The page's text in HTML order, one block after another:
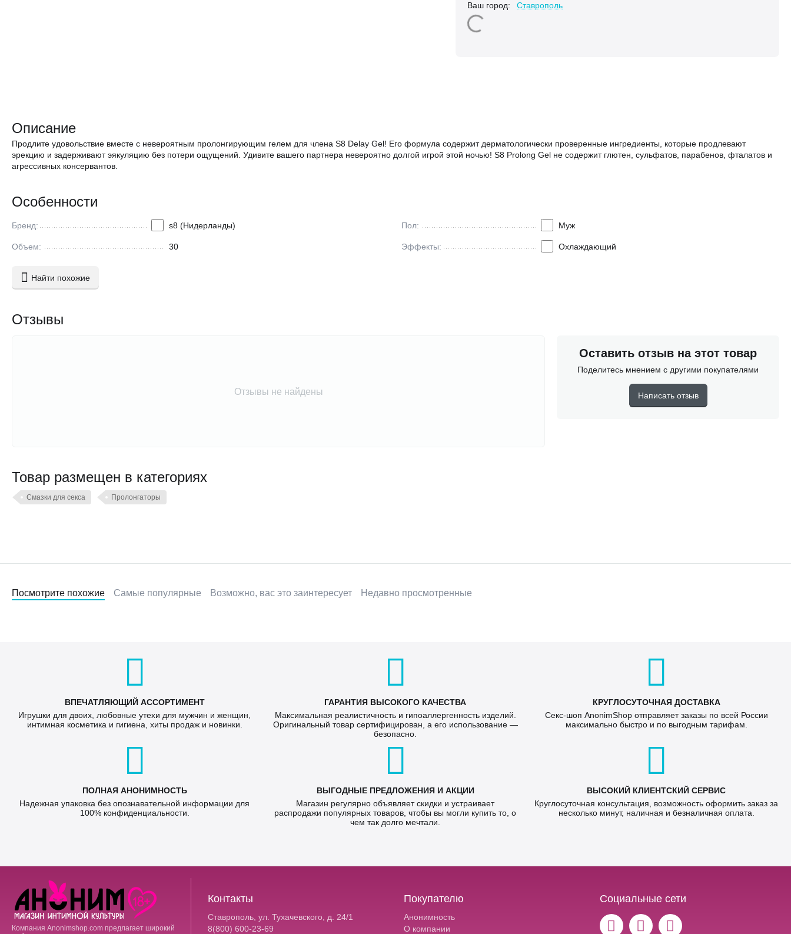
Ваш город: Ставрополь
Описание
Продлите удовольствие вместе с невероятным пролонгирующим гелем для члена S8 Delay Gel! Его формула содержит дерматологически проверенные ингредиенты, которые продлевают
эрекцию и задерживают эякуляцию без потери ощущений. Удивите вашего партнера невероятно долгой игрой этой ночью! S8 Prolong Gel не содержит глютен, сульфатов, парабенов, фталатов и
агрессивных консервантов.
Особенности
Бренд: s8 (Нидерланды)
Объем: 30
Пол: Муж
Эффекты: Охлаждающий
Найти похожие
Отзывы
Отзывы не найдены
Оставить отзыв на этот товар
Поделитесь мнением с другими покупателями
Написать отзыв
Товар размещен в категориях
Смазки для секса Пролонгаторы
Посмотрите похожие Самые популярные Возможно, вас это заинтересует Недавно просмотренные
ВПЕЧАТЛЯЮЩИЙ АССОРТИМЕНТ
Игрушки для двоих, любовные утехи для мужчин и женщин,
интимная косметика и гигиена, хиты продаж и новинки.
ГАРАНТИЯ ВЫСОКОГО КАЧЕСТВА
Максимальная реалистичность и гипоаллергенность изделий.
Оригинальный товар сертифицирован, а его использование —
безопасно.
КРУГЛОСУТОЧНАЯ ДОСТАВКА
Секс-шоп AnonimShop отправляет заказы по всей России
максимально быстро и по выгодным тарифам.
ПОЛНАЯ АНОНИМНОСТЬ
Надежная упаковка без опознавательной информации для
100% конфиденциальности.
ВЫГОДНЫЕ ПРЕДЛОЖЕНИЯ И АКЦИИ
Магазин регулярно объявляет скидки и устраивает
распродажи популярных товаров, чтобы вы могли купить то, о
чем так долго мечтали.
ВЫСОКИЙ КЛИЕНТСКИЙ СЕРВИС
Круглосуточная консультация, возможность оформить заказ за
несколько минут, наличная и безналичная оплата.
Компания Anonimshop.com предлагает широкий
Контакты
Ставрополь, ул. Тухачевского, д. 24/1
8(800) 600-23-69
Покупателю
Анонимность
О компании
Социальные сети